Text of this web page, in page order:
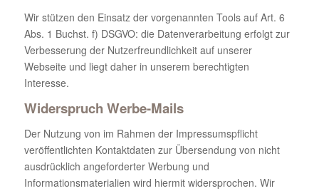
Wir stützen den Einsatz der vorgenannten Tools auf Art. 6
Abs. 1 Buchst. f) DSGVO: die Datenverarbeitung erfolgt zur
Verbesserung der Nutzerfreundlichkeit auf unserer
Webseite und liegt daher in unserem berechtigten
Interesse.
Widerspruch Werbe-Mails
Der Nutzung von im Rahmen der Impressumspflicht
veröffentlichten Kontaktdaten zur Übersendung von nicht
ausdrücklich angeforderter Werbung und
Informationsmaterialien wird hiermit widersprochen. Wir